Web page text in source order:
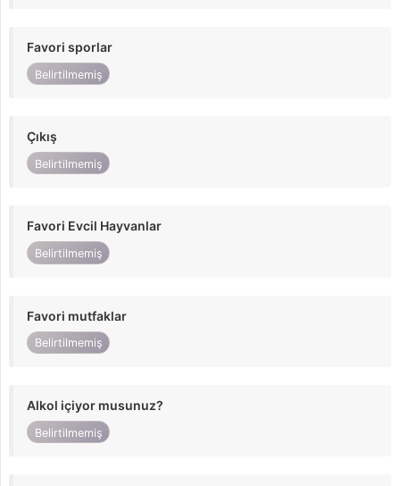
Favori sporlar
Belirtilmemiş
Çıkış
Belirtilmemiş
Favori Evcil Hayvanlar
Belirtilmemiş
Favori mutfaklar
Belirtilmemiş
Alkol içiyor musunuz?
Belirtilmemiş